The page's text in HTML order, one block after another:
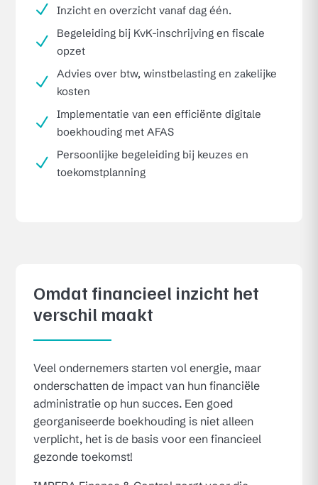
N Inzicht en overzicht vanaf dag één.
N
Begeleiding bij KvK-inschrijving en fiscale
opzet
N
Advies over btw, winstbelasting en zakelijke
kosten
N
Implementatie van een efficiënte digitale
boekhouding met AFAS
N
Persoonlijke begeleiding bij keuzes en
toekomstplanning
Omdat financieel inzicht het
verschil maakt
Veel ondernemers starten vol energie, maar
onderschatten de impact van hun financiële
administratie op hun succes. Een goed
georganiseerde boekhouding is niet alleen
verplicht, het is de basis voor een financieel
gezonde toekomst!